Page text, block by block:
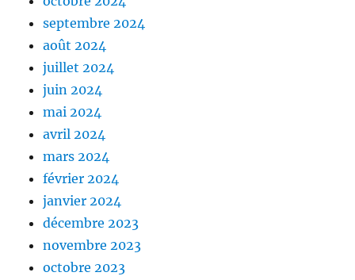
septembre 2024
août 2024
juillet 2024
juin 2024
mai 2024
avril 2024
mars 2024
février 2024
janvier 2024
décembre 2023
novembre 2023
octobre 2023